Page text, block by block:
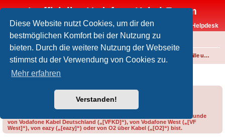
Diese Website nutzt Cookies, um dir den
bestmöglichen Komfort bei der Nutzung zu
bieten. Durch die weitere Nutzung der Webseite
stimmst du der Verwendung von Cookies zu.
Mehr erfahren
Verstanden!
Inoffizielles Vodafone-Kabel-Forum
Vodafone-Kabel-Helpdesk
FAQ
Foren-Übersicht Internet und Telefon über Kabel Störungen, Ausfälle und Speedprobleme
[VF West] Rückkanal Störung aktiv ?
Bitte gib bei der Erstellung eines Threads im Feld „Präfix“ an, ob du Kunde
von Vodafone Kabel Deutschland („[VFKD]“), von Vodafone West („[VF
West]“), von eazy („[eazy]“) oder von O2 über Kabel („[O2]“) bist.